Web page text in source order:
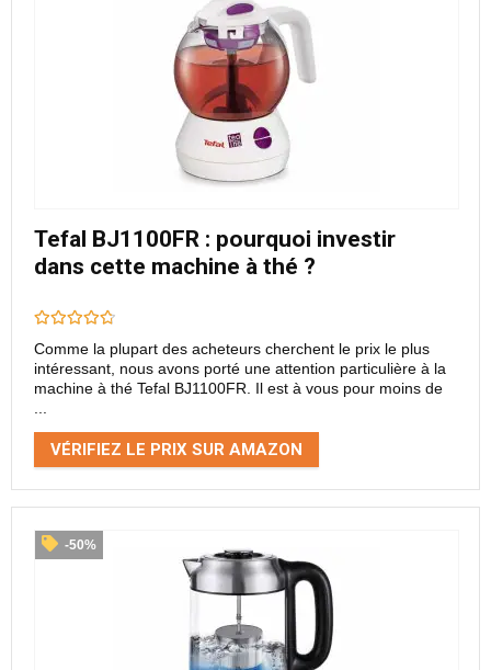
Tefal BJ1100FR : pourquoi investir
dans cette machine à thé ?
Comme la plupart des acheteurs cherchent le prix le plus
intéressant, nous avons porté une attention particulière à la
machine à thé Tefal BJ1100FR. Il est à vous pour moins de
VÉRIFIEZ LE PRIX SUR AMAZON
-50%